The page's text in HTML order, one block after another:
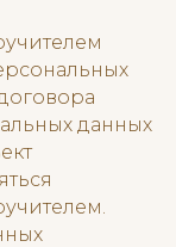
данных